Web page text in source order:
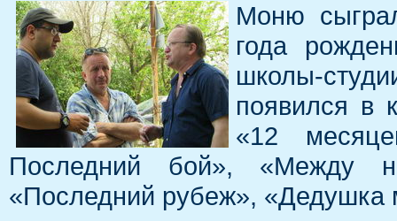
Моню
года
школы-
появился в
«12
Последний бой», «Между
«Последний рубеж», «Дедушка